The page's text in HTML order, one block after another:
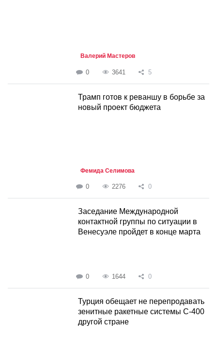
Валерий Мастеров
0 3641 5
Трамп готов к реваншу в борьбе за
новый проект бюджета
Фемида Селимова
0 2276 0
Заседание Международной
контактной группы по ситуации в
Венесуэле пройдет в конце марта
0 1644 0
Турция обещает не перепродавать
зенитные ракетные системы С-400
другой стране